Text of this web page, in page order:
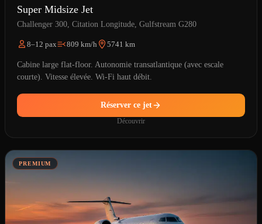
Super Midsize Jet
Challenger 300, Citation Longitude, Gulfstream G280
8–12 pax 809 km/h 5741 km
Cabine large flat-floor. Autonomie transatlantique (avec escale
courte). Vitesse élevée. Wi-Fi haut débit.
Réserver ce jet
Découvrir
PREMIUM